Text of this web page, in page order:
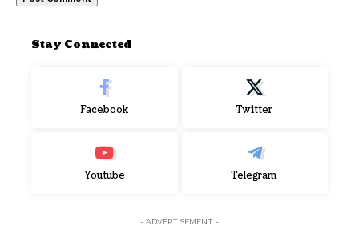
Stay Connected
Facebook Twitter
Youtube Telegram
- ADVERTISEMENT -